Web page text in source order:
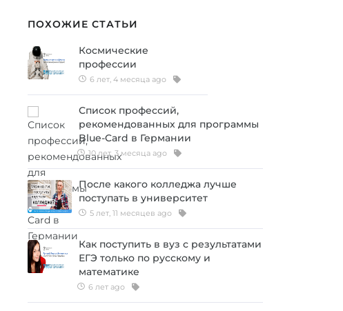
ПОХОЖИЕ СТАТЬИ
Космические
профессии
6 лет, 4 месяца ago
Список профессий,
рекомендованных для программы
Blue-Card в Германии
10 лет, 3 месяца ago
После какого колледжа лучше
поступать в университет
5 лет, 11 месяцев ago
Как поступить в вуз с результатами
ЕГЭ только по русскому и
математике
6 лет ago